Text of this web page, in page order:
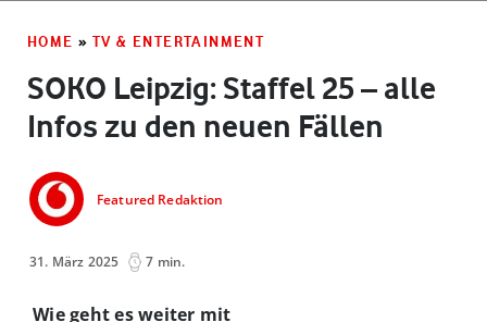
HOME » TV & ENTERTAINMENT
SOKO Leipzig: Staffel 25 – alle
Infos zu den neuen Fällen
Featured Redaktion
31. März 2025 7 min.
Wie geht es weiter mit